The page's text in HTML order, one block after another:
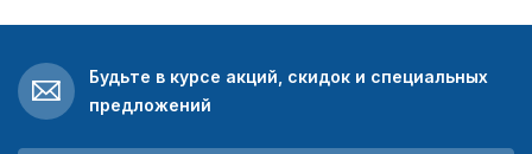
Будьте в курсе акций, скидок и специальных
предложений